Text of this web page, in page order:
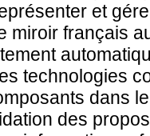
et
miroir français
technologies
dans
des